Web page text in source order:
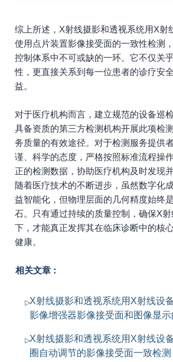
综上所述，X射线摄影和透视系统用X射
使用点片装置影像接受面的一致性检测
控制体系中不可或缺的一环。它不仅关
性，更直接关系到每一位患者的诊疗安
益。
对于医疗机构而言，建立规范的设备巡
具备资质的第三方检测机构开展此项检
务质量的有效途径。对于检测服务提供
谨、科学的态度，严格按照标准流程操
正的检测数据，协助医疗机构及时发现
随着医疗技术的不断进步，虽然数字化
益智能化，但物理层面的几何精度始终
石。只有通过持续的质量控制，确保X
下，才能真正发挥其在临床诊断中的核
健康。
相关文章：
X射线摄影和透视系统用X射线设
影像增强器影像接受面和图像显示
X射线摄影和透视系统用X射线设
圈自动调节的影像接受面一致检测